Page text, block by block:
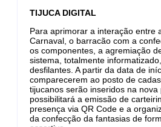
TIJUCA DIGITAL
Para aprimorar a interação entre
Carnaval, o barracão com a
os componentes, a agremiação
sistema, totalmente
desfilantes. A partir da data de
comparecerem ao posto de
tijucanos serão inseridos na
possibilitará a emissão de
presença via QR Code e a
da confecção da fantasias de